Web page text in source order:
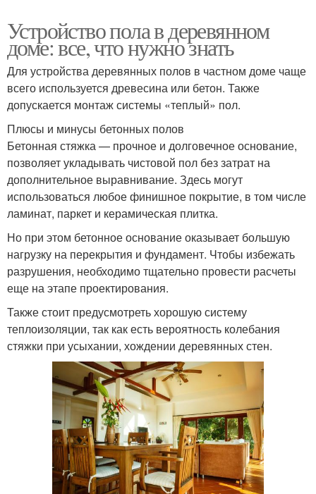
Устройство пола в деревянном
доме: все, что нужно знать
Для устройства деревянных полов в частном доме чаще
всего используется древесина или бетон. Также
допускается монтаж системы «теплый» пол.
Плюсы и минусы бетонных полов
Бетонная стяжка — прочное и долговечное основание,
позволяет укладывать чистовой пол без затрат на
дополнительное выравнивание. Здесь могут
использоваться любое финишное покрытие, в том числе
ламинат, паркет и керамическая плитка.
Но при этом бетонное основание оказывает большую
нагрузку на перекрытия и фундамент. Чтобы избежать
разрушения, необходимо тщательно провести расчеты
еще на этапе проектирования.
Также стоит предусмотреть хорошую систему
теплоизоляции, так как есть вероятность колебания
стяжки при усыхании, хождении деревянных стен.